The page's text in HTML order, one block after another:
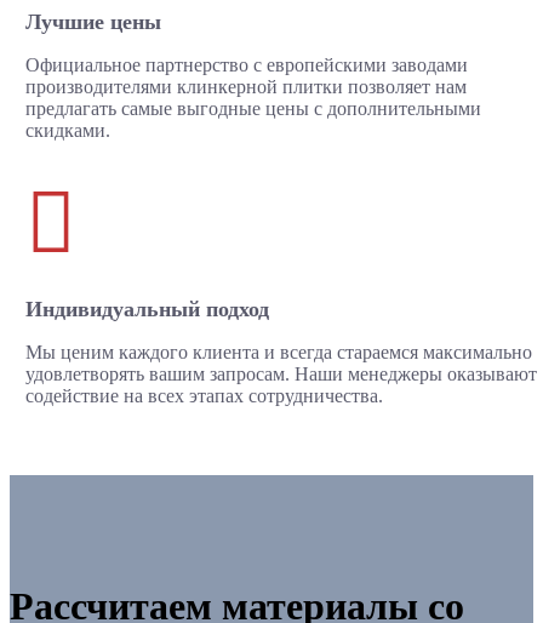
Лучшие цены
Официальное партнерство с европейскими заводами
производителями клинкерной плитки позволяет нам
предлагать самые выгодные цены с дополнительными
скидками.

Индивидуальный подход
Мы ценим каждого клиента и всегда стараемся максимально
удовлетворять вашим запросам. Наши менеджеры оказывают
содействие на всех этапах сотрудничества.
Рассчитаем материалы со